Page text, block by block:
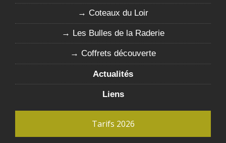
Coteaux du Loir
Les Bulles de la Raderie
Coffrets découverte
Actualités
Liens
Tarifs 2026